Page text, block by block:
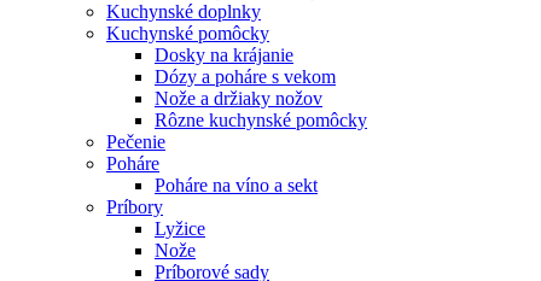
Kuchynské doplnky
Kuchynské pomôcky
Dosky na krájanie
Dózy a poháre s vekom
Nože a držiaky nožov
Rôzne kuchynské pomôcky
Pečenie
Poháre
Poháre na víno a sekt
Príbory
Lyžice
Nože
Príborové sady